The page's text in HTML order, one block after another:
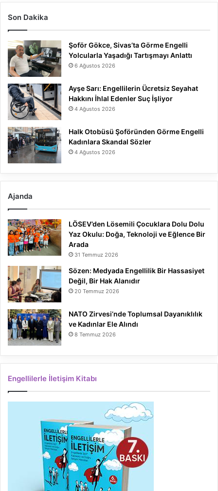
Son Dakika
Şoför Gökce, Sivas’ta Görme Engelli
Yolcularla Yaşadığı Tartışmayı Anlattı
6 Ağustos 2026
Ayşe Sarı: Engellilerin Ücretsiz Seyahat
Hakkını İhlal Edenler Suç İşliyor
4 Ağustos 2026
Halk Otobüsü Şoföründen Görme Engelli
Kadınlara Skandal Sözler
4 Ağustos 2026
Ajanda
LÖSEV’den Lösemili Çocuklara Dolu Dolu
Yaz Okulu: Doğa, Teknoloji ve Eğlence Bir
Arada
31 Temmuz 2026
Sözen: Medyada Engellilik Bir Hassasiyet
Değil, Bir Hak Alanıdır
20 Temmuz 2026
NATO Zirvesi’nde Toplumsal Dayanıklılık
ve Kadınlar Ele Alındı
8 Temmuz 2026
Engellilerle İletişim Kitabı